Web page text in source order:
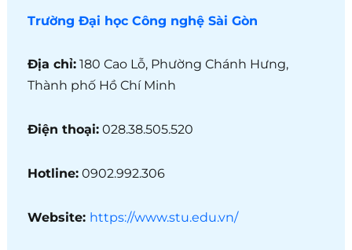
Trường Đại học Công nghệ Sài Gòn
Địa chỉ: 180 Cao Lỗ, Phường Chánh Hưng,
Thành phố Hồ Chí Minh
Điện thoại: 028.38.505.520
Hotline: 0902.992.306
Website: https://www.stu.edu.vn/